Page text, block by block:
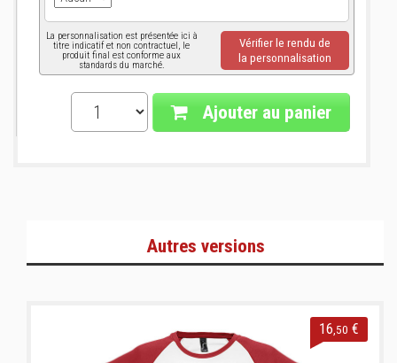
La personnalisation est présentée ici à
titre indicatif et non contractuel, le
produit final est conforme aux
standards du marché.
Vérifier le rendu de
la personnalisation
Ajouter au panier
Autres versions
16 ,50 €